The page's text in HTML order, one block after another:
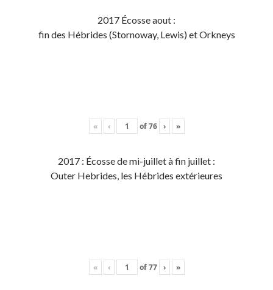
2017 Écosse aout :
fin des Hébrides (Stornoway, Lewis) et Orkneys
« ‹ of76 › »
2017 : Écosse de mi-juillet à fin juillet :
Outer Hebrides, les Hébrides extérieures
« ‹ of77 › »